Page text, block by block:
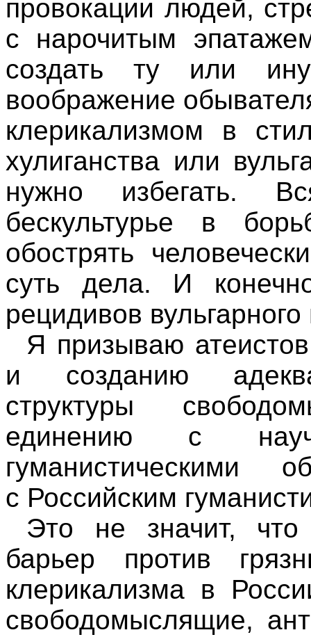
провокации людей,
с нарочитым
создать ту или
воображение
клерикализмом в
хулиганства или
нужно избегать.
бескультурье в
обострять
суть дела. И
рецидивов
Я призываю
и созданию
структуры
единению с
гуманистическими
с Российским
Это не значит,
барьер против
клерикализма в
свободомыслящие,